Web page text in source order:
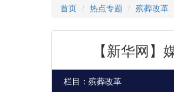
首页 热点专题 殡葬改革
【新华网
栏目：殡葬改革